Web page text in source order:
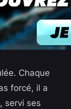
Chaque
forcé, il a
servi ses